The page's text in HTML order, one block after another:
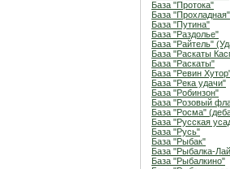
База "Протока"
База "Прохладная"
База "Путина"
База "Раздолье"
База "Райтель"
База "Раскаты
База "Раскаты"
База "Ревин
База "Река удачи"
База "Робинзон"
База "Розовый
База "Росма"
База "Русская
База "Русь"
База "Рыбак"
База "Рыбалка-
База "Рыбалкино"